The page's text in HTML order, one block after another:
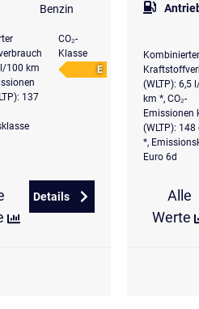
Benzin
l/100 km
137
CO₂-
Klasse
E
Details
zu Hyundai i30 1.0 T-GDi
Kombinierter
(WLTP): 6,5
km *, CO₂-
Emissionen
(WLTP):
*,
Euro 6d
Alle
Werte